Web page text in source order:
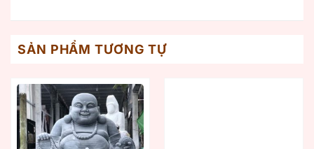
SẢN PHẨM TƯƠNG TỰ